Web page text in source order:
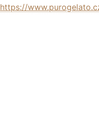
https://